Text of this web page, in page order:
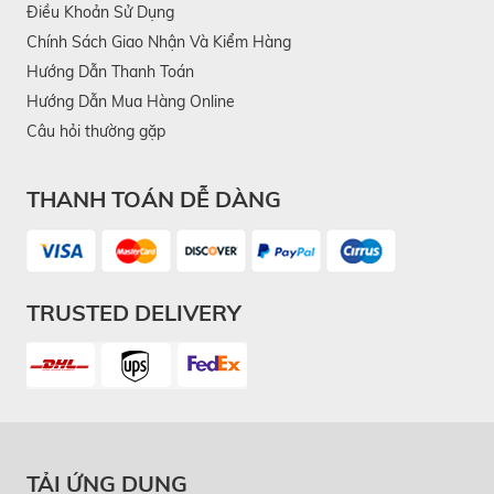
Điều Khoản Sử Dụng
Chính Sách Giao Nhận Và Kiểm Hàng
Hướng Dẫn Thanh Toán
Hướng Dẫn Mua Hàng Online
Câu hỏi thường gặp
THANH TOÁN DỄ DÀNG
TRUSTED DELIVERY
TẢI ỨNG DỤNG